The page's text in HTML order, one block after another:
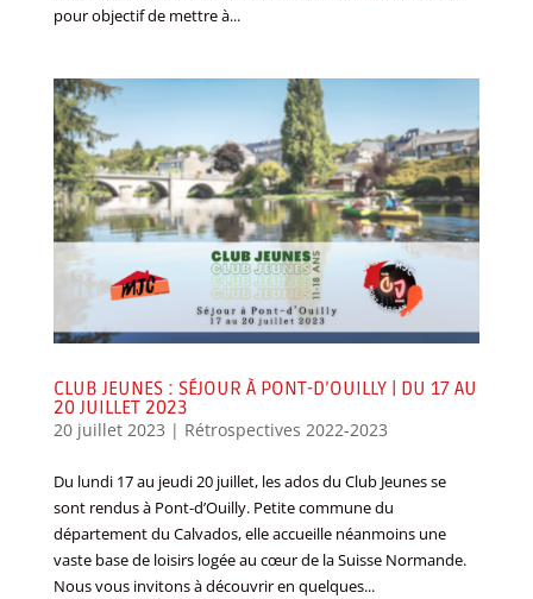
pour objectif de mettre à...
CLUB JEUNES : SÉJOUR À PONT-D’OUILLY | DU 17 AU
20 JUILLET 2023
20 juillet 2023 | Rétrospectives 2022-2023
Du lundi 17 au jeudi 20 juillet, les ados du Club Jeunes se
sont rendus à Pont-d’Ouilly. Petite commune du
département du Calvados, elle accueille néanmoins une
vaste base de loisirs logée au cœur de la Suisse Normande.
Nous vous invitons à découvrir en quelques...